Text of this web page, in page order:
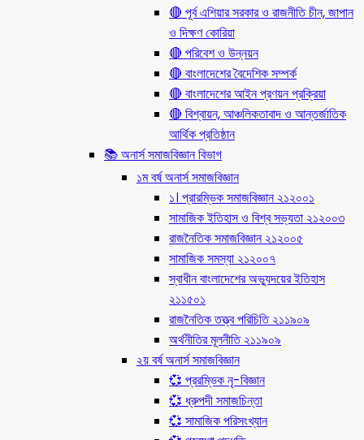
🔴 পূর্ব এশিয়ার সরকার ও রাজনীতি চীন, জাপান
ও দিক্ষণ কোরিয়া
🔴 পরিবেশ ও উন্নয়ন
🔴 বাংলাদেশের বৈদেশিক সম্পর্ক
🔴 বাংলাদেশের আইন প্রণয়ন প্রক্রিয়া
🔴 বিশ্বায়ন, আঞ্চলিকতাবাদ ও আন্তর্জাতিক
আর্থিক প্রতিষ্ঠান
📚 অনার্স সমাজবিজ্ঞান বিভাগ
১ম বর্ষ অনার্স সমাজবিজ্ঞান
১। প্রারম্ভিক সমাজবিজ্ঞান ২১২০০১
সামাজিক ইতিহাস ও বিশ্ব সভ্যতা ২১২০০৩
রাজনৈতিক সমাজবিজ্ঞান ২১২০০৫
সামাজিক সমস্যা ২১২০০৭
স্বাধীন বাংলাদেশের অভ্যুদয়ের ইতিহাস
২১১৫০১
রাজনৈতিক তত্ত্ব পরিচিতি ২১১৯০৯
অর্থনীতির মূলনীতি ২১১৯০৯
২য় বর্ষ অনার্স সমাজবিজ্ঞান
💞 প্ররম্ভিক নৃ-বিজ্ঞান
💞 ধ্রুপদী সমাজচিন্তা
💞 সামাজিক পরিসংখ্যান